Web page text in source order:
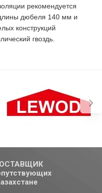
рекомендуется
дюбеля 140 мм и
конструкций
гвоздь.